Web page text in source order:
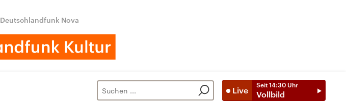
Deutschlandfunk Nova
Live
Seit 14:30 Uhr
Vollbild